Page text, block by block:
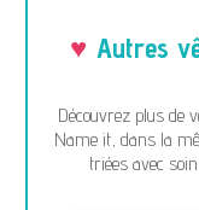
Autres
Découvrez plus de
Name it, dans la
triées avec